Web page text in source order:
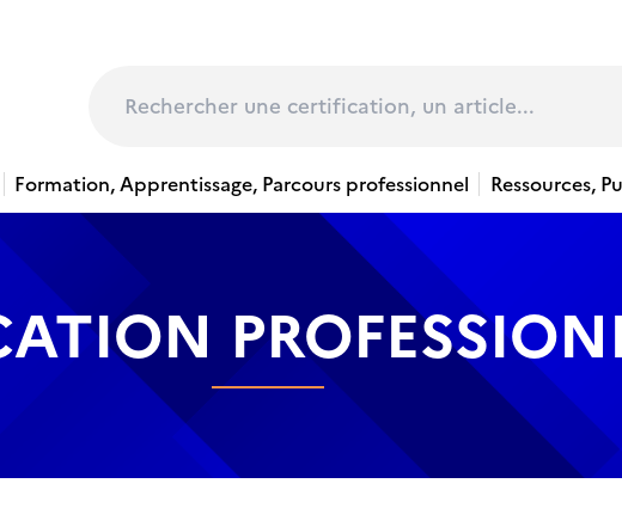
Formation, Apprentissage, Parcours professionnel Ressources,